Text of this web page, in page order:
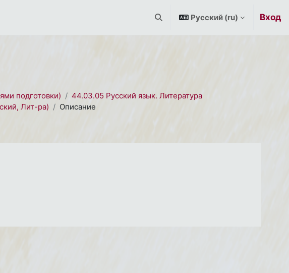
Изменить данные поисковой
Русский ‎(ru)‎ Вход
подготовки)
44.03.05 Русский язык. Литература
Лит-ра) Описание